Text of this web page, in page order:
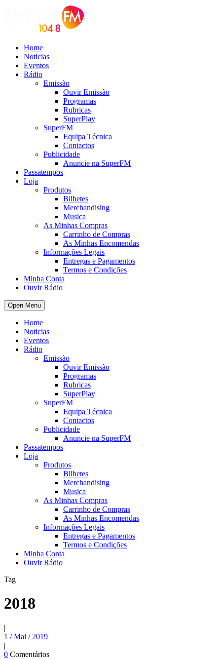
Home
Noticias
Eventos
Rádio
Emissão
Ouvir Emissão
Programas
Rubricas
SuperPlay
SuperFM
Equipa Técnica
Contactos
Publicidade
Anuncie na SuperFM
Passatempos
Loja
Produtos
Bilhetes
Merchandising
Musica
As Minhas Compras
Carrinho de Compras
As Minhas Encomendas
Informações Legais
Entregas e Pagamentos
Termos e Condições
Minha Conta
Ouvir Rádio
Open Menu
Home
Noticias
Eventos
Rádio
Emissão
Ouvir Emissão
Programas
Rubricas
SuperPlay
SuperFM
Equipa Técnica
Contactos
Publicidade
Anuncie na SuperFM
Passatempos
Loja
Produtos
Bilhetes
Merchandising
Musica
As Minhas Compras
Carrinho de Compras
As Minhas Encomendas
Informações Legais
Entregas e Pagamentos
Termos e Condições
Minha Conta
Ouvir Rádio
Tag
2018
|
1 / Mai / 2019
|
0 Comentários